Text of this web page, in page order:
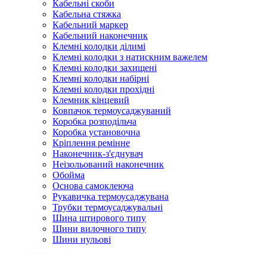
Кабельні скоби
Кабельна стяжка
Кабельний маркер
Кабельний наконечник
Клемні колодки ділимі
Клемні колодки з натискним важелем
Клемні колодки захищені
Клемні колодки набірні
Клемні колодки прохідні
Клемник кінцевий
Ковпачок термоусаджуваний
Коробка розподільча
Коробка установочна
Кріплення ремінне
Наконечник-з'єднувач
Неізольований наконечник
Обойма
Основа самоклеюча
Рукавичка термоусаджувана
Трубки термоусаджувальні
Шина штирового типу
Шини вилочного типу
Шини нульові